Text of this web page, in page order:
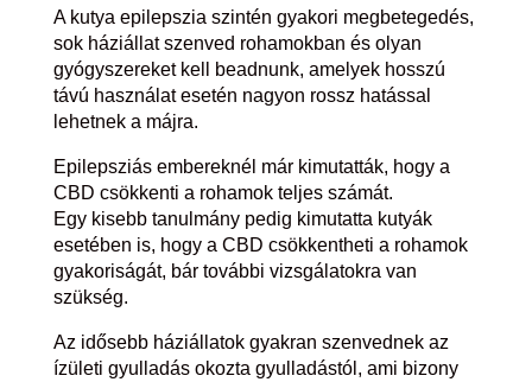
A kutya epilepszia szintén gyakori megbetegedés,
sok háziállat szenved rohamokban és olyan
gyógyszereket kell beadnunk, amelyek hosszú
távú használat esetén nagyon rossz hatással
lehetnek a májra.
Epilepsziás embereknél már kimutatták, hogy a
CBD csökkenti a rohamok teljes számát.
Egy kisebb tanulmány pedig kimutatta kutyák
esetében is, hogy a CBD csökkentheti a rohamok
gyakoriságát, bár további vizsgálatokra van
szükség.
Az idősebb háziállatok gyakran szenvednek az
ízületi gyulladás okozta gyulladástól, ami bizony